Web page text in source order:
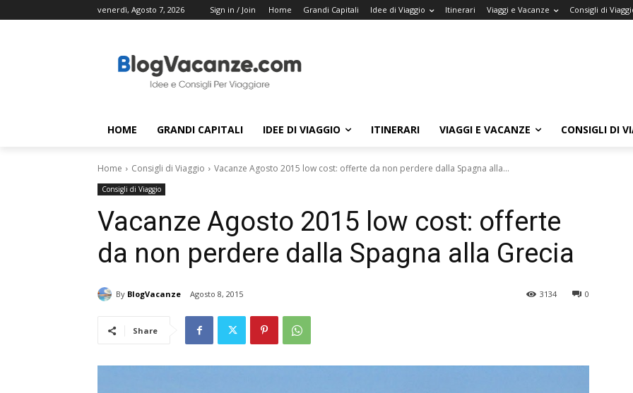
venerdì, Agosto 7, 2026 Sign in / Join Home Grandi Capitali Idee di Viaggio Itinerari Viaggi e Vacanze Consigli di
HOME GRANDI CAPITALI IDEE DI VIAGGIO ITINERARI VIAGGI E VACANZE CONSIGLI DI
Home Consigli di Viaggio Vacanze Agosto 2015 low cost: offerte da non perdere dalla Spagna alla...
Consigli di Viaggio
Vacanze Agosto 2015 low cost: offerte
da non perdere dalla Spagna alla Grecia
By BlogVacanze Agosto 8, 2015 0
3134
Share